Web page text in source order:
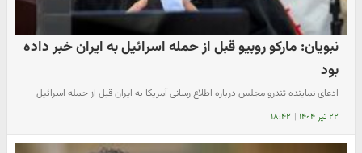
نبویان: مارکو روبیو قبل از حمله اسرائیل به ایران خبر داده
بود
ادعای نماینده تندرو مجلس درباره اطلاع رسانی آمریکا به ایران قبل از حمله اسرائیل
۲۲ تیر ۱۴۰۴ | ۱۸:۴۲